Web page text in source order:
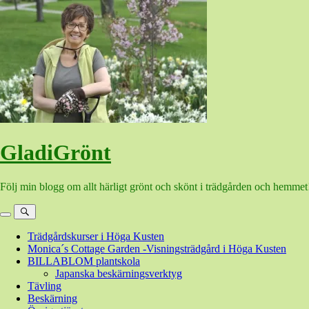
Hoppa
GladiGrönt
Följ min blogg om allt härligt grönt och skönt i trädgården och
MenySök
Trädgårdskurser i Höga Kusten
Monica´s Cottage Garden -Visningsträdgård i Höga Kusten
BILLABLOM plantskola
Japanska beskärningsverktyg
Tävling
Beskärning